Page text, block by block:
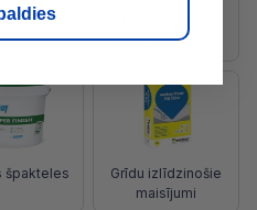
līmes
armēšanas javas
špakteles
Grīdu izlīdzinošie
maisījumi